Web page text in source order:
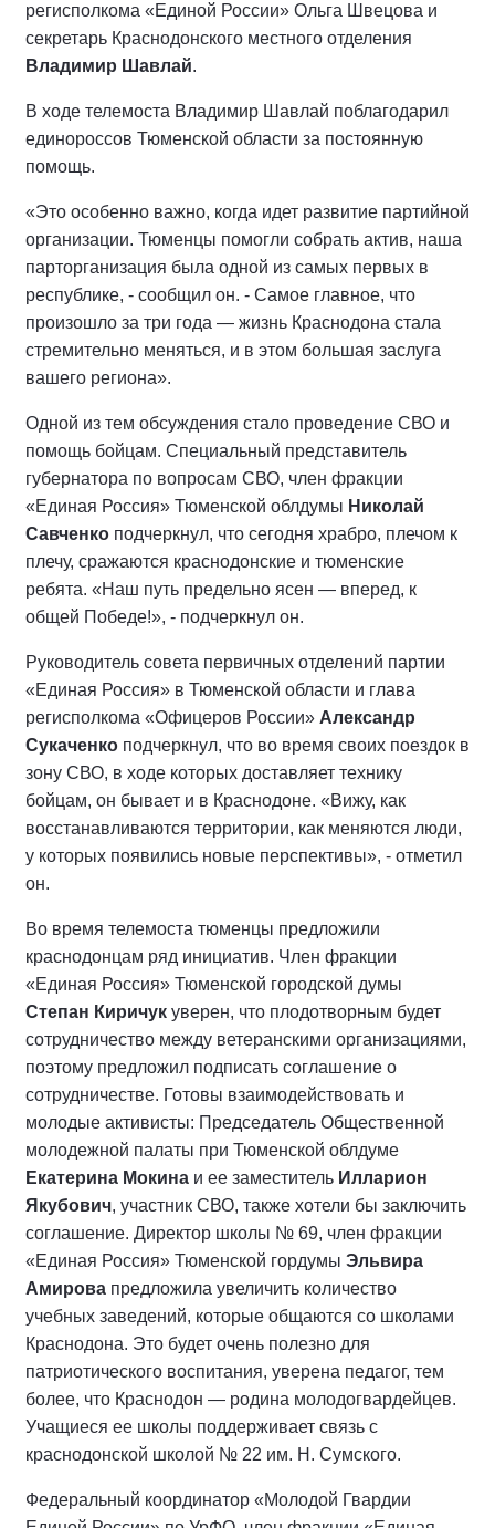
регисполкома «Единой России» Ольга Швецова и
секретарь Краснодонского местного отделения
Владимир Шавлай.
В ходе телемоста Владимир Шавлай поблагодарил
единороссов Тюменской области за постоянную
помощь.
«Это особенно важно, когда идет развитие партийной
организации. Тюменцы помогли собрать актив, наша
парторганизация была одной из самых первых в
республике, - сообщил он. - Самое главное, что
произошло за три года — жизнь Краснодона стала
стремительно меняться, и в этом большая заслуга
вашего региона».
Одной из тем обсуждения стало проведение СВО и
помощь бойцам. Специальный представитель
губернатора по вопросам СВО, член фракции
«Единая Россия» Тюменской облдумы Николай
Савченко подчеркнул, что сегодня храбро, плечом к
плечу, сражаются краснодонские и тюменские
ребята. «Наш путь предельно ясен — вперед, к
общей Победе!», - подчеркнул он.
Руководитель совета первичных отделений партии
«Единая Россия» в Тюменской области и глава
регисполкома «Офицеров России» Александр
Сукаченко подчеркнул, что во время своих поездок в
зону СВО, в ходе которых доставляет технику
бойцам, он бывает и в Краснодоне. «Вижу, как
восстанавливаются территории, как меняются люди,
у которых появились новые перспективы», - отметил
он.
Во время телемоста тюменцы предложили
краснодонцам ряд инициатив. Член фракции
«Единая Россия» Тюменской городской думы
Степан Киричук уверен, что плодотворным будет
сотрудничество между ветеранскими организациями,
поэтому предложил подписать соглашение о
сотрудничестве. Готовы взаимодействовать и
молодые активисты: Председатель Общественной
молодежной палаты при Тюменской облдуме
Екатерина Мокина и ее заместитель Илларион
Якубович, участник СВО, также хотели бы заключить
соглашение. Директор школы № 69, член фракции
«Единая Россия» Тюменской гордумы Эльвира
Амирова предложила увеличить количество
учебных заведений, которые общаются со школами
Краснодона. Это будет очень полезно для
патриотического воспитания, уверена педагог, тем
более, что Краснодон — родина молодогвардейцев.
Учащиеся ее школы поддерживает связь с
краснодонской школой № 22 им. Н. Сумского.
Федеральный координатор «Молодой Гвардии